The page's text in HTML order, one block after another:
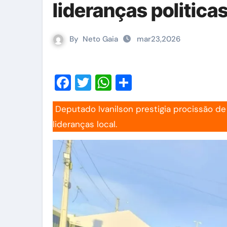
lideranças
By Neto Gaia mar23,2026
Facebook
TwitterWhatsApp
Deputado Ivanilson prestigia procissão de São José em Rodolfo Fernandes e reforça laços com
lideranças local.